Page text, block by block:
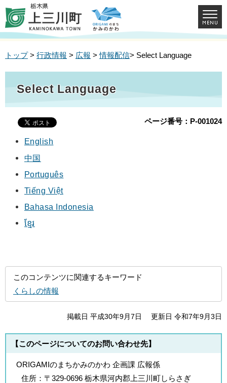
トップ> 行政情報 > 広報 >情報配信> Select Language
Select Language
ページ番号：P-001024
English
中国
Português
Tiếng Việt
Bahasa Indonesia
ខ្មែរ
このコンテンツに関連するキーワード
くらしの情報
掲載日 平成30年9月7日 更新日 令和7年9月3日
【このページについてのお問い合わせ先】
ORIGAMIのまちかみのかわ 企画課 広報係
住所： 〒329-0696 栃木県河内郡上三川町しらさぎ